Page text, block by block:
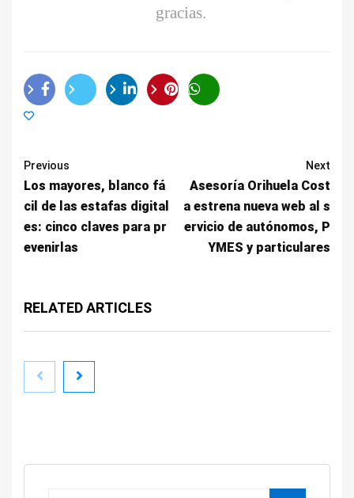
gracias.
Previous
Los mayores, blanco fá
cil de las estafas digital
es: cinco claves para pr
evenirlas
Next
Asesoría Orihuela Cost
a estrena nueva web al s
ervicio de autónomos, P
YMES y particulares
RELATED ARTICLES